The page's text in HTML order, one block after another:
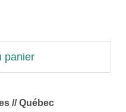
panier
// Québec